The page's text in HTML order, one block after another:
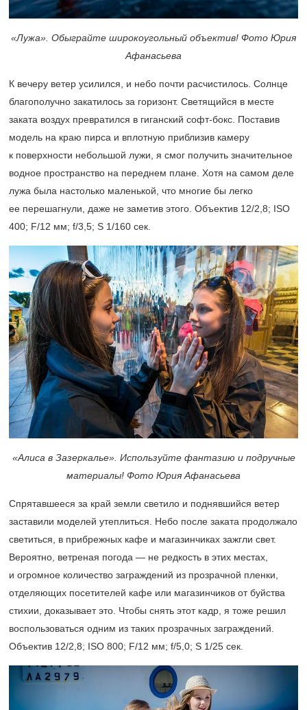
«Лужа». Обыграйте широкоугольный объектив! Фото Юрия
Афанасьева
К вечеру ветер усилился, и небо почти расчистилось. Солнце
благополучно закатилось за горизонт. Светящийся в месте
заката воздух превратился в гиганский софт-бокс. Поставив
модель на краю пирса и вплотную приблизив камеру
к поверхности небольшой лужи, я смог получить значительное
водное пространство на переднем плане. Хотя на самом деле
лужа была настолько маленькой, что многие бы легко
ее перешагнули, даже не заметив этого. Объектив 12/2,8; ISO
400; F/12 мм; f/3,5; S 1/160 сек.
«Алиса в Зазеркалье». Используйте фантазию и подручные
материалы! Фото Юрия Афанасьева
Спрятавшееся за край земли светило и поднявшийся ветер
заставили моделей утеплиться. Небо после заката продолжало
светиться, в прибрежных кафе и магазинчиках зажгли свет.
Вероятно, ветреная погода — не редкость в этих местах,
и огромное количество заграждений из прозрачной пленки,
отделяющих посетителей кафе или магазинчиков от буйства
стихии, доказывает это. Чтобы снять этот кадр, я тоже решил
воспользоваться одним из таких прозрачных заграждений.
Объектив 12/2,8; ISO 800; F/12 мм; f/5,0; S 1/25 сек.